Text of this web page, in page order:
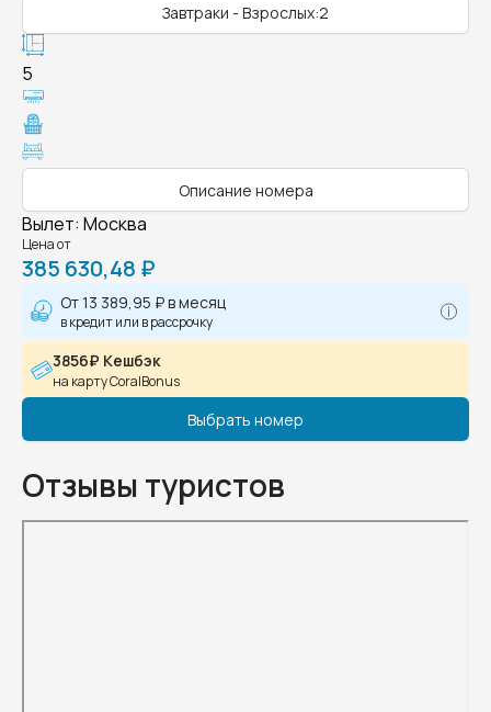
Завтраки - Взрослых:2
5
Описание номера
Вылет: Москва
Цена от
385 630,48 ₽
От13 389,95 ₽в месяц
в кредит или в рассрочку
3856₽ Кешбэк
на карту CoralBonus
Выбрать номер
Отзывы туристов